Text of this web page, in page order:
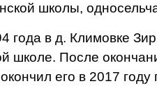
школы,
в д. Климовке
школе. После
его в 2017 году